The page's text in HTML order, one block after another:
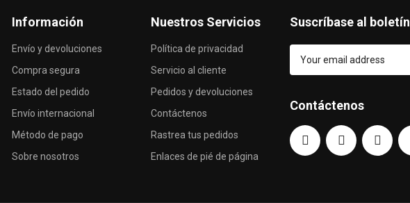
Información
Envío y devoluciones
Compra segura
Estado del pedido
Envío internacional
Método de pago
Sobre nosotros
Nuestros Servicios
Política de privacidad
Servicio al cliente
Pedidos y devoluciones
Contáctenos
Rastrea tus pedidos
Enlaces de pié de página
Suscríbase al boletín
Contáctenos